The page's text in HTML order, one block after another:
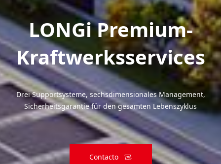
LONGi Premium-
Kraftwerksservices
Drei Supportsysteme, sechsdimensionales Management,
Sicherheitsgarantie für den gesamten Lebenszyklus
Contacto